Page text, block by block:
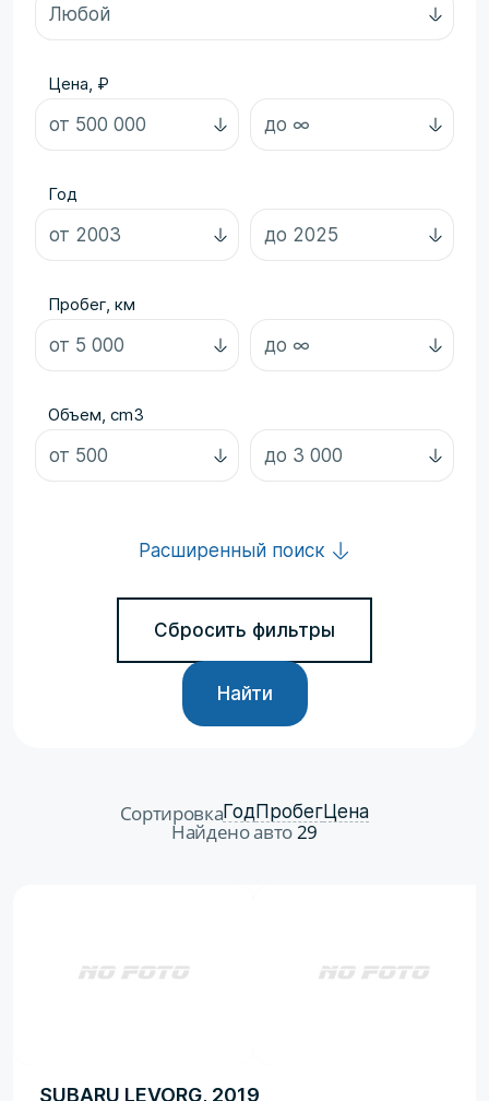
Цена, ₽
Год
Пробег, км
Объем, cm3
Расширенный поиск
Сбросить фильтры
Найти
СортировкаГодПробегЦена
Найдено авто29
SUBARU LEVORG, 2019